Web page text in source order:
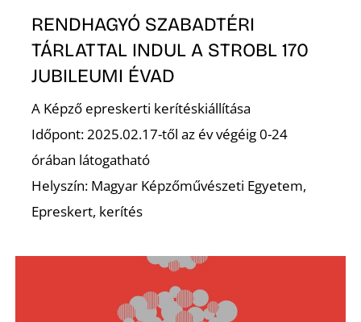
RENDHAGYÓ SZABADTÉRI
TÁRLATTAL INDUL A STROBL 170
JUBILEUMI ÉVAD
A Képző epreskerti kerítéskiállítása
Időpont: 2025.02.17-től az év végéig 0-24
órában látogatható
Helyszín: Magyar Képzőművészeti Egyetem,
Epreskert, kerítés